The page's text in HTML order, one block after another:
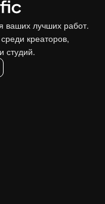
ваших лучших работ.
креаторов,
студий.